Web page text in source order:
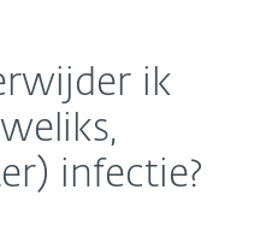
ik
infectie?